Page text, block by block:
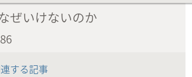
ぜいけないのか
する記事